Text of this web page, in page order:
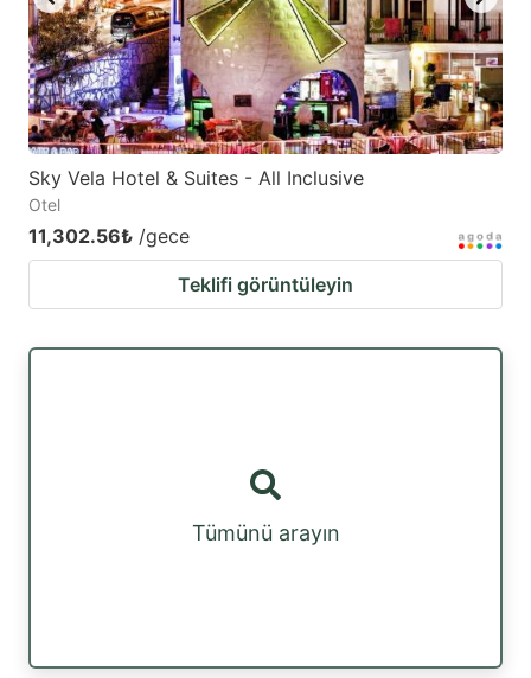
Sky Vela Hotel & Suites - All Inclusive
Otel
11,302.56₺ /gece
Teklifi görüntüleyin
Tümünü arayın